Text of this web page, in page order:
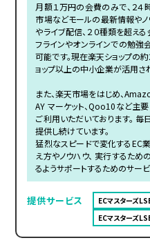
月額１万円の会費のみで、２
市場などモールの最新情報や
やライブ配信、２０種類を超え
フラインやオンラインでの勉強
可能です。現在楽天ショップ
ョップ以上の中小企業が活用さ
また、楽天市場をはじめ、
AY マーケット、Qoo10など主
ご利用いただいております。 毎
提供し続けています。
猛烈なスピードで変化するEC
え方やノウハウ、 実行するため
るようサポートするためのサービ
提供サービス ECマスターズ
ECマスターズ